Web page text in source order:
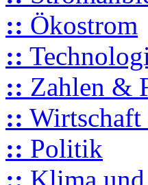
:: Ökostrom
::
:: Zahlen &
::
:: Politik
:: Klima